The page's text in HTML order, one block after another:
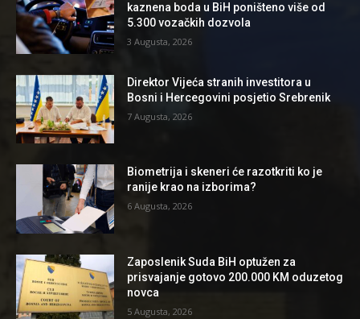
kaznena boda u BiH poništeno više od
5.300 vozačkih dozvola
3 Augusta, 2026
Direktor Vijeća stranih investitora u
Bosni i Hercegovini posjetio Srebrenik
7 Augusta, 2026
Biometrija i skeneri će razotkriti ko je
ranije krao na izborima?
6 Augusta, 2026
Zaposlenik Suda BiH optužen za
prisvajanje gotovo 200.000 KM oduzetog
novca
5 Augusta, 2026